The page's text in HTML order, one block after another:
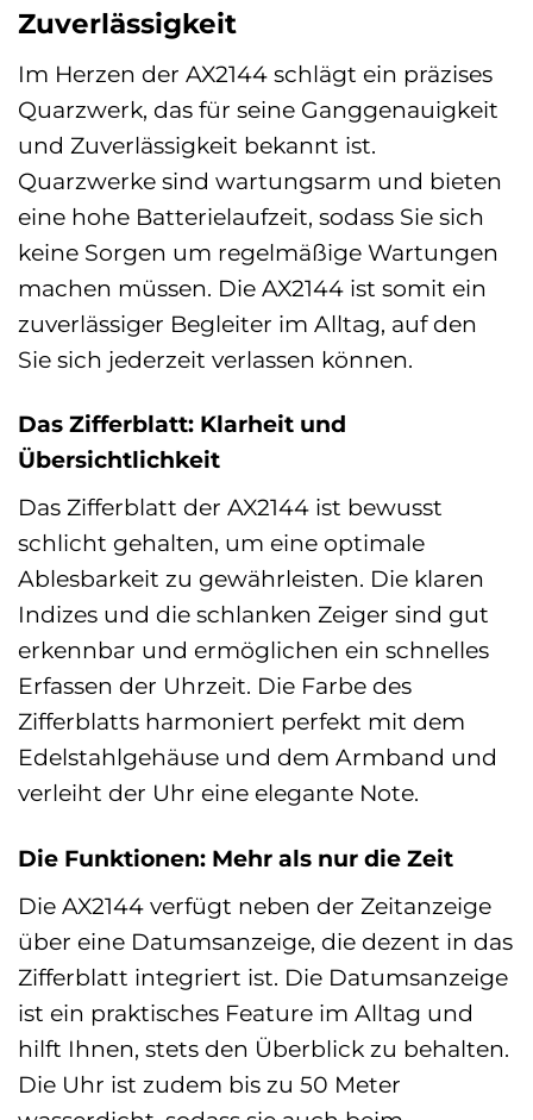
Zuverlässigkeit
Im Herzen der AX2144 schlägt ein präzises
Quarzwerk, das für seine Ganggenauigkeit
und Zuverlässigkeit bekannt ist.
Quarzwerke sind wartungsarm und bieten
eine hohe Batterielaufzeit, sodass Sie sich
keine Sorgen um regelmäßige Wartungen
machen müssen. Die AX2144 ist somit ein
zuverlässiger Begleiter im Alltag, auf den
Sie sich jederzeit verlassen können.
Das Zifferblatt: Klarheit und
Übersichtlichkeit
Das Zifferblatt der AX2144 ist bewusst
schlicht gehalten, um eine optimale
Ablesbarkeit zu gewährleisten. Die klaren
Indizes und die schlanken Zeiger sind gut
erkennbar und ermöglichen ein schnelles
Erfassen der Uhrzeit. Die Farbe des
Zifferblatts harmoniert perfekt mit dem
Edelstahlgehäuse und dem Armband und
verleiht der Uhr eine elegante Note.
Die Funktionen: Mehr als nur die Zeit
Die AX2144 verfügt neben der Zeitanzeige
über eine Datumsanzeige, die dezent in das
Zifferblatt integriert ist. Die Datumsanzeige
ist ein praktisches Feature im Alltag und
hilft Ihnen, stets den Überblick zu behalten.
Die Uhr ist zudem bis zu 50 Meter